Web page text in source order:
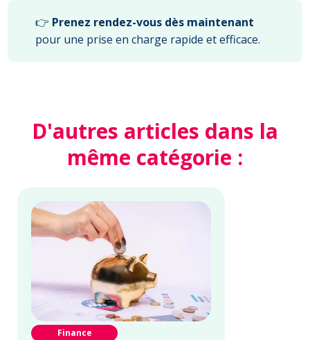
👉 Prenez rendez-vous dès maintenant
pour une prise en charge rapide et efficace.
D'autres articles dans la
même catégorie :
Finance